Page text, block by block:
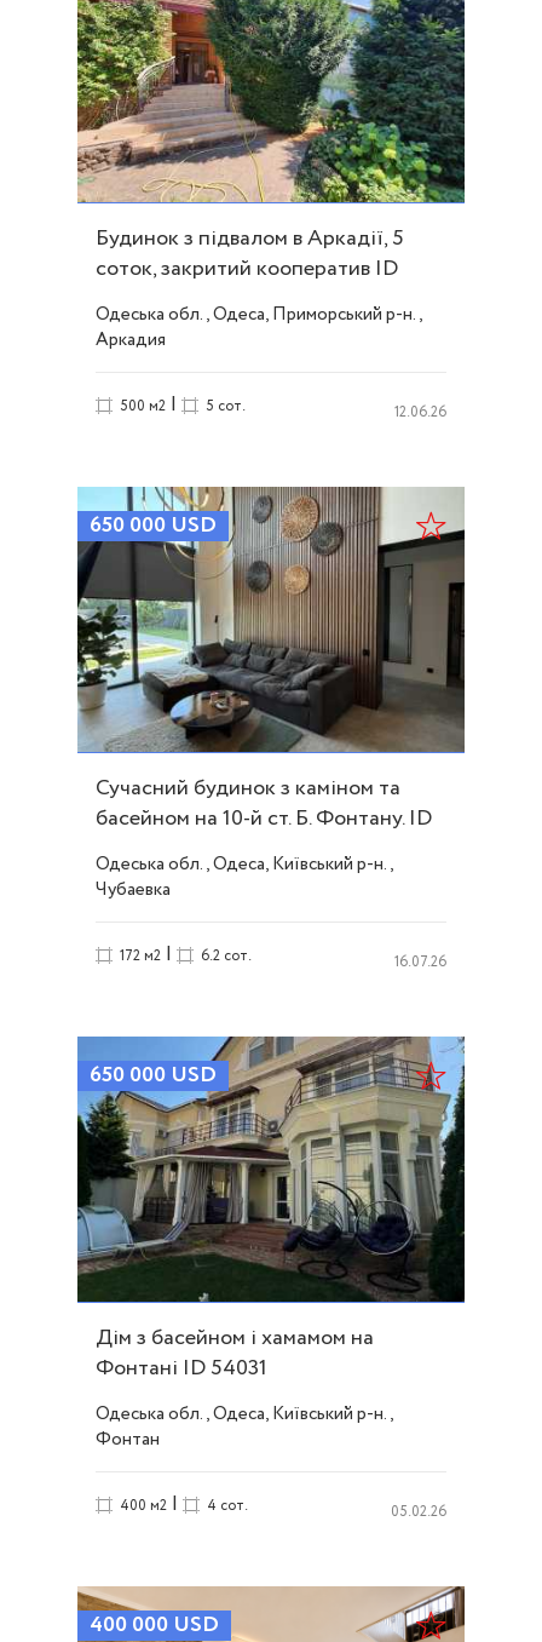
Будинок з підвалом в Аркадії, 5
соток, закритий кооператив ID
7939
Одеська обл., Одеса, Приморський р-н.,
Аркадия
500 м2 | 5 сот. 12.06.26
650 000 USD
Сучасний будинок з каміном та
басейном на 10-й ст. Б. Фонтану. ID
54020
Одеська обл., Одеса, Київський р-н.,
Чубаевка
172 м2 | 6.2 сот. 16.07.26
650 000 USD
Дім з басейном і хамамом на
Фонтані ID 54031
Одеська обл., Одеса, Київський р-н.,
Фонтан
400 м2 | 4 сот. 05.02.26
400 000 USD